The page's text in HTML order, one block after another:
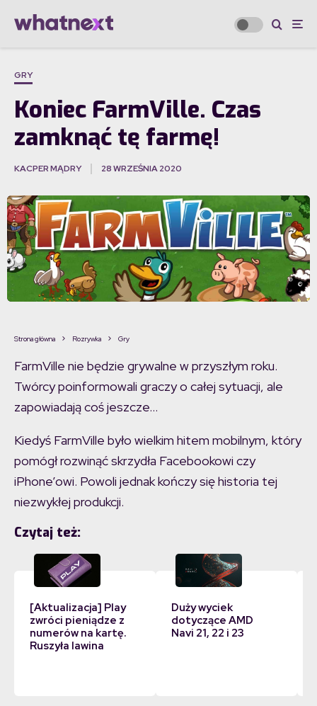
GRY
Koniec FarmVille. Czas
zamknąć tę farmę!
KACPER MĄDRY 28 WRZEŚNIA 2020
Strona główna Rozrywka Gry
FarmVille nie będzie grywalne w przyszłym roku.
Twórcy poinformowali graczy o całej sytuacji, ale
zapowiadają coś jeszcze…
Kiedyś FarmVille było wielkim hitem mobilnym, który
pomógł rozwinąć skrzydła Facebookowi czy
iPhone’owi. Powoli jednak kończy się historia tej
niezwykłej produkcji.
Czytaj też:
[Aktualizacja] Play
zwróci pieniądze z
numerów na kartę.
Ruszyła lawina
Duży wyciek
dotyczące AMD
Navi 21, 22 i 23